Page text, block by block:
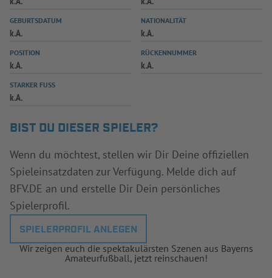
SPIELPLUS
GEBURTSDATUM
k.A.
NATIONALITÄT
k.A.
POSITION
k.A.
RÜCKENNUMMER
k.A.
STARKER FUSS
k.A.
BIST DU DIESER SPIELER?
Wenn du möchtest, stellen wir Dir Deine offiziellen
Spieleinsatzdaten zur Verfügung. Melde dich auf
BFV.DE an und erstelle Dir Dein persönliches
Spielerprofil.
SPIELERPROFIL ANLEGEN
Wir zeigen euch die spektakulärsten Szenen aus Bayerns
Amateurfußball, jetzt reinschauen!